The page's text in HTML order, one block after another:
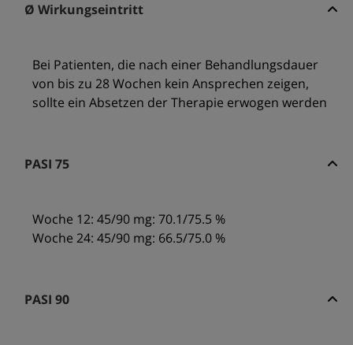
Ø Wirkungseintritt
Bei Patienten, die nach einer Behandlungsdauer
von bis zu 28 Wochen kein Ansprechen zeigen,
sollte ein Absetzen der Therapie erwogen werden
PASI 75
Woche 12: 45/90 mg: 70.1/75.5 %
Woche 24: 45/90 mg: 66.5/75.0 %
PASI 90